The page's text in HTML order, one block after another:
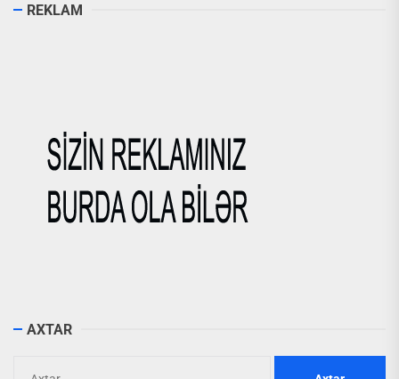
REKLAM
AXTAR